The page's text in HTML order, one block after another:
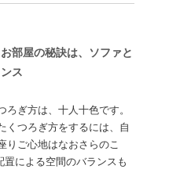
部屋の秘訣は、ソファと
ス
ろぎ方は、十人十色です。
くつろぎ方をするには、自
りご心地はなおさらのこ
置による空間のバランスも